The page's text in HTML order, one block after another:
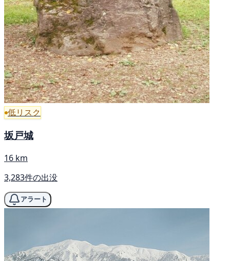
低リスク
坂戸城
16 km
3,283件の出没
アラート